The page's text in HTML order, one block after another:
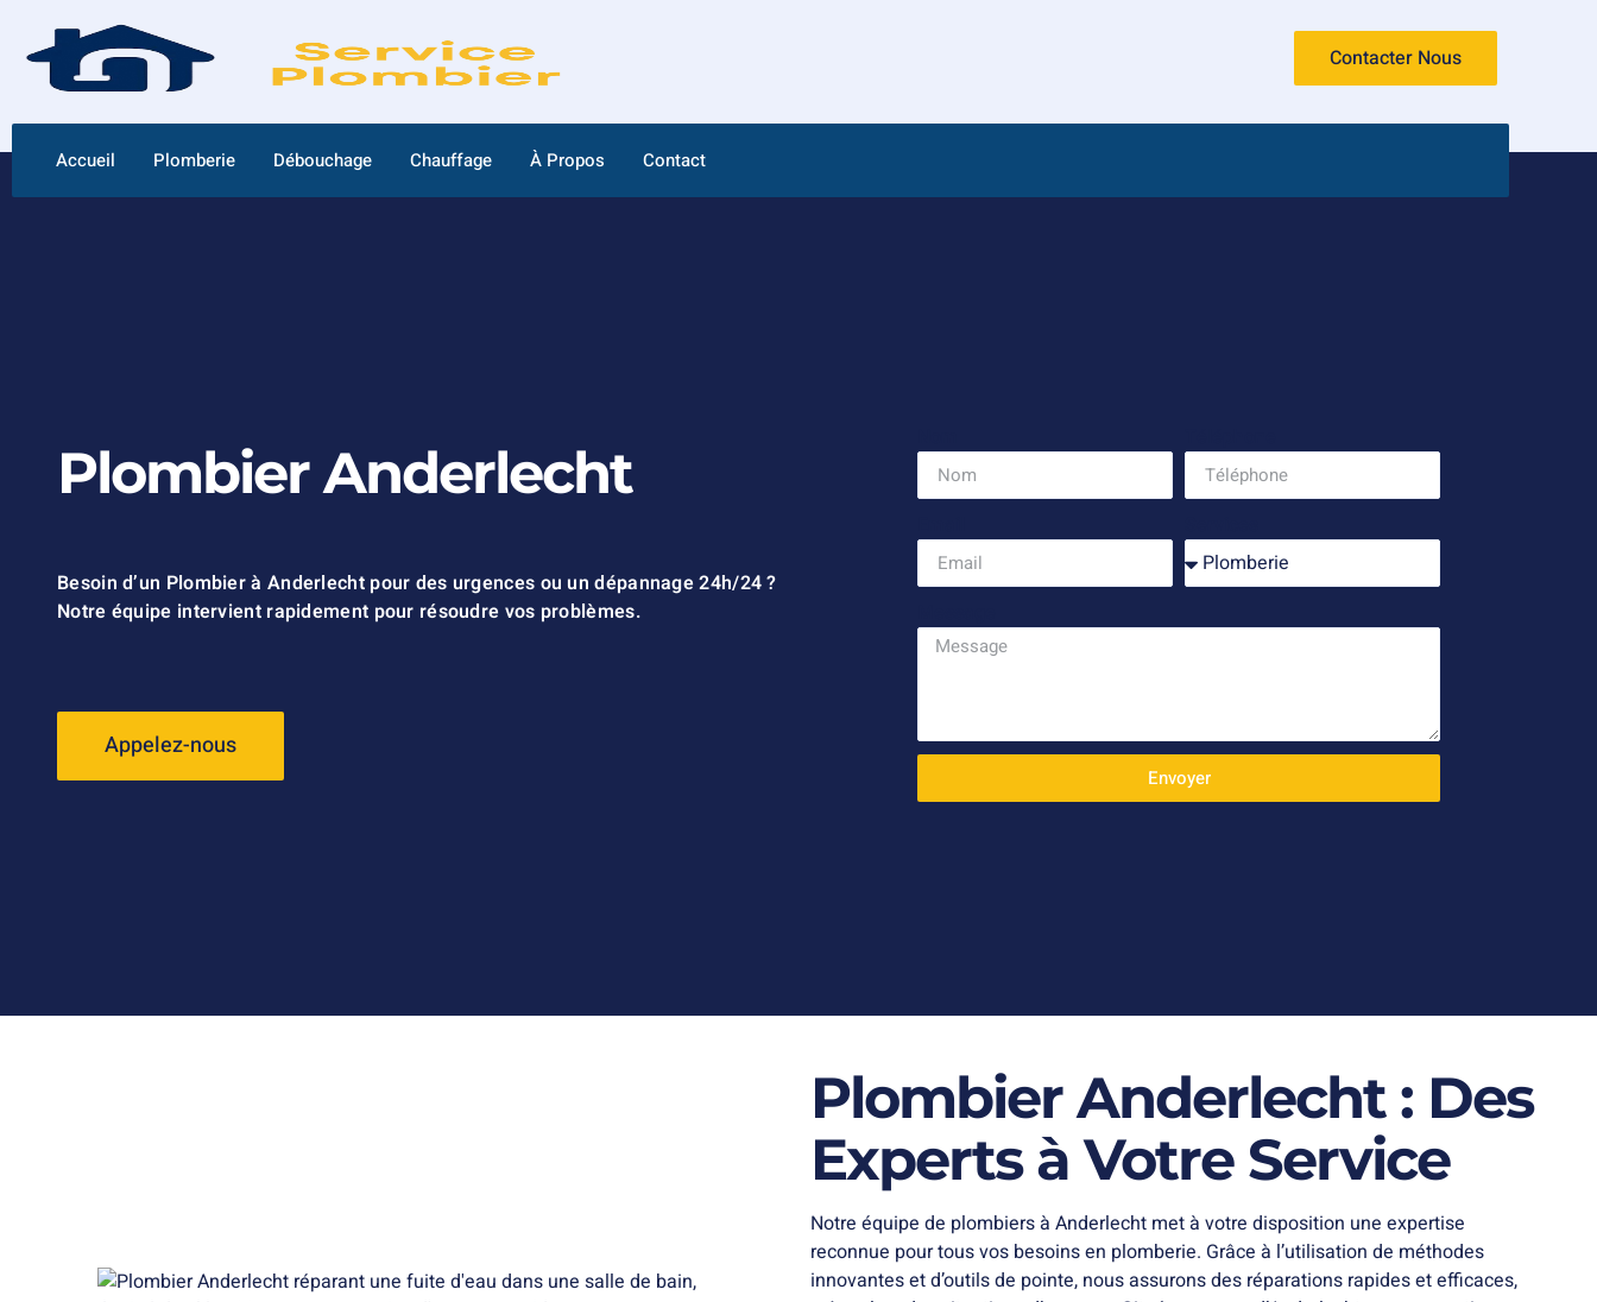
Contacter Nous
Accueil Plomberie Débouchage Chauffage À Propos Contact
Plombier Anderlecht
Besoin d’un Plombier à Anderlecht pour des urgences ou un dépannage 24h/24 ?
Notre équipe intervient rapidement pour résoudre vos problèmes.
Appelez-nous
Envoyer
Plombier Anderlecht : Des
Experts à Votre Service
Notre équipe de plombiers à Anderlecht met à votre disposition une expertise
reconnue pour tous vos besoins en plomberie. Grâce à l’utilisation de méthodes
innovantes et d’outils de pointe, nous assurons des réparations rapides et efficaces,